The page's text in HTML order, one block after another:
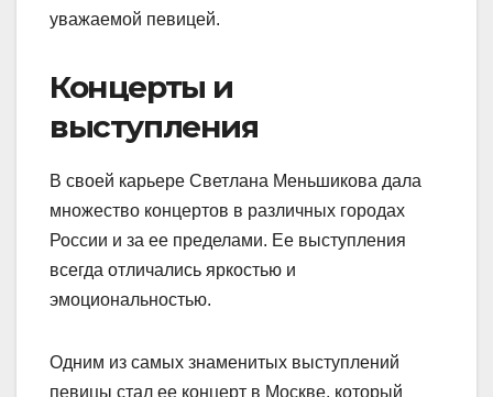
уважаемой певицей.
Концерты и
выступления
В своей карьере Светлана Меньшикова дала
множество концертов в различных городах
России и за ее пределами. Ее выступления
всегда отличались яркостью и
эмоциональностью.
Одним из самых знаменитых выступлений
певицы стал ее концерт в Москве, который